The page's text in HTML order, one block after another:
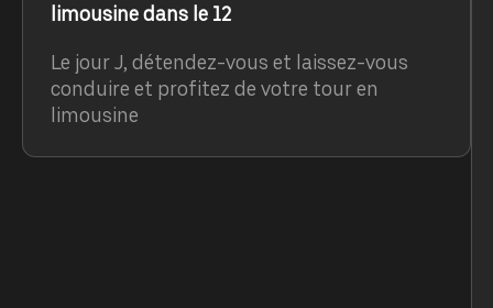
limousine dans le 12
Le jour J, détendez-vous et laissez-vous
conduire et profitez de votre tour en
limousine